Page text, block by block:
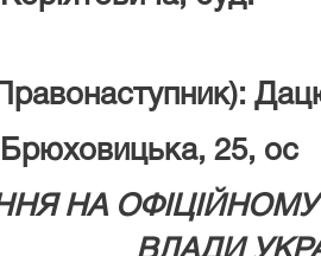
25, ос
НА ОФІЦІЙНОМУ